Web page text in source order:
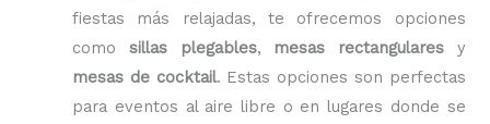
fiestas más relajadas, te ofrecemos opciones
como sillas plegables, mesas rectangularesy
mesas de cocktail. Estas opciones son perfectas
para eventos al aire libre o en lugares donde se